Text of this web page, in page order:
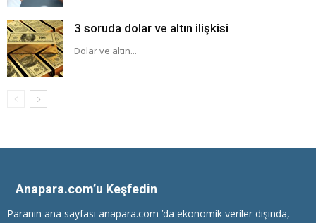
3 soruda dolar ve altın ilişkisi
Dolar ve altın...
Anapara.com’u Keşfedin
Paranın ana sayfası anapara.com ’da ekonomik veriler dışında,